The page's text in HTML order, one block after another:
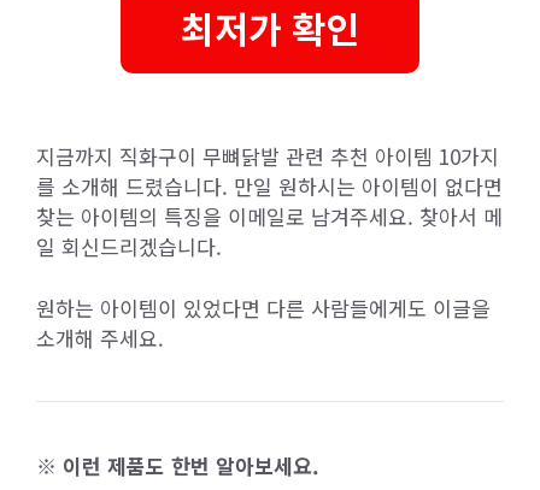
최저가 확인
지금까지 직화구이 무뼈닭발 관련 추천 아이템 10가지
를 소개해 드렸습니다. 만일 원하시는 아이템이 없다면
찾는 아이템의 특징을 이메일로 남겨주세요. 찾아서 메
일 회신드리겠습니다.
원하는 아이템이 있었다면 다른 사람들에게도 이글을
소개해 주세요.
※ 이런 제품도 한번 알아보세요.